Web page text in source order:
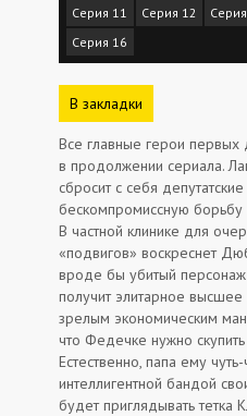
Серия 11
Серия 12
Серия 16
В закладки
Все главные герои первых
в продолжении сериала.
сбросит с себя
бескомпромиссную борьбу
В частной клинике для
«подвигов» воскреснет
вроде бы убитый
получит элитарное высшее
зрелым экономическим
что Федечке нужно
Естественно, папа ему
интеллигентной бандой
будет приглядывать тетка